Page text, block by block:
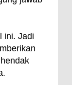
ini. Jadi